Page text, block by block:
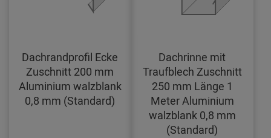
Dachrandprofil Ecke
Zuschnitt 200 mm
Aluminium walzblank
0,8 mm (Standard)
Dachrinne mit
Traufblech Zuschnitt
250 mm Länge 1
Meter Aluminium
walzblank 0,8 mm
(Standard)